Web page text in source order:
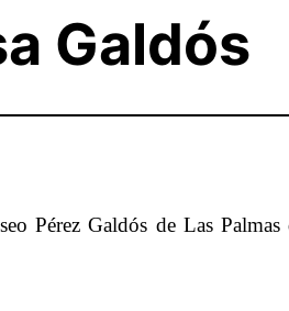
Galdós
Pérez Galdós de Las